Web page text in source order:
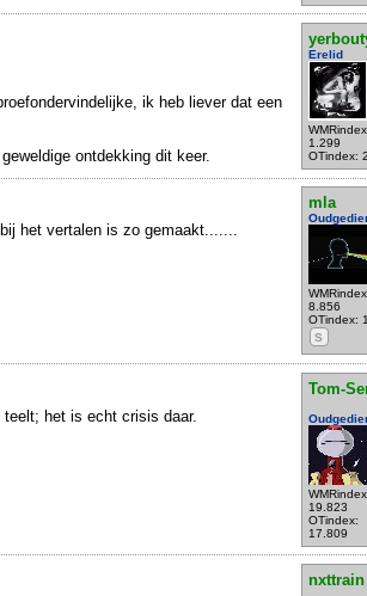
Erelid
1.299
OTindex:
ik heb liever dat een
ontdekking dit keer.
mla
8.856
OTindex:
S
het vertalen is zo gemaakt.......
Tom-
19.823
OTindex:
17.809
teelt; het is echt crisis daar.
nxttrain